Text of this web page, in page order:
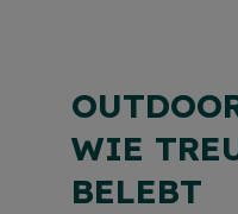
WIE
BELEBT